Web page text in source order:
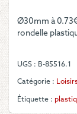
regard
mobile
Ø30mm à
rondelle
UGS : B-85516.1
Catégorie :
Étiquette :